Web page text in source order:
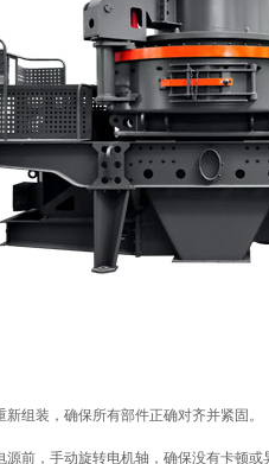
组装，确保所有部件正确对齐并紧固。
前，手动旋转电机轴，确保没有卡顿或